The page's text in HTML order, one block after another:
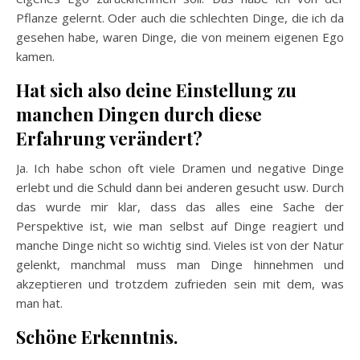
Pflanze gelernt. Oder auch die schlechten Dinge, die ich da
gesehen habe, waren Dinge, die von meinem eigenen Ego
kamen.
Hat sich also deine Einstellung zu
manchen Dingen durch diese
Erfahrung verändert?
Ja. Ich habe schon oft viele Dramen und negative Dinge
erlebt und die Schuld dann bei anderen gesucht usw. Durch
das wurde mir klar, dass das alles eine Sache der
Perspektive ist, wie man selbst auf Dinge reagiert und
manche Dinge nicht so wichtig sind. Vieles ist von der Natur
gelenkt, manchmal muss man Dinge hinnehmen und
akzeptieren und trotzdem zufrieden sein mit dem, was
man hat.
Schöne Erkenntnis.